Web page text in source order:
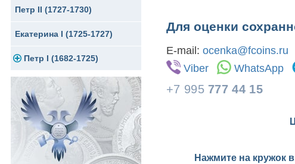
Для Молдавии и Валахии
Таврические монеты
Медь
Для Пруссии
Ливонезы
Альбертусталер
Петр II (1727-1730)
Екатерина I (1725-1727)
Петр I (1682-1725)
Золото
Серебро
Медь
Для Речи Посполитой
Для оценки
E-mail: ocenka@fcoins.ru
Viber
WhatsApp
+7 995 777 44 15
Нажмите на кружок